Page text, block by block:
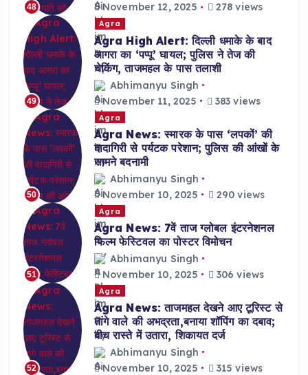
48
November 12, 2025
278 views
49
Agra
Agra High Alert: दिल्ली धमाके के बाद
आगरा का ‘पप्पू’ घायल; पुलिस ने तेज की
चेकिंग, ताजमहल के पास तलाशी
Abhimanyu Singh
November 11, 2025
383 views
50
Agra
Agra News: स्मारक के पास ‘लपकों’ की
दादागिरी से पर्यटक परेशान; पुलिस की आंखों के
सामने बदनामी
Abhimanyu Singh
November 10, 2025
290 views
51
Agra
Agra News: 7वें ताज ग्लोबल इंटरनेशनल
फिल्म फेस्टिवल का पोस्टर विमोचन
Abhimanyu Singh
November 10, 2025
306 views
52
Agra
Agra News: ताजमहल देखने आए टूरिस्ट से
तांगे वाले की अभद्रता,बनाया शॉपिंग का दबाव;
बीच रास्ते में उतारा, शिकायत दर्ज
Abhimanyu Singh
November 10, 2025
315 views